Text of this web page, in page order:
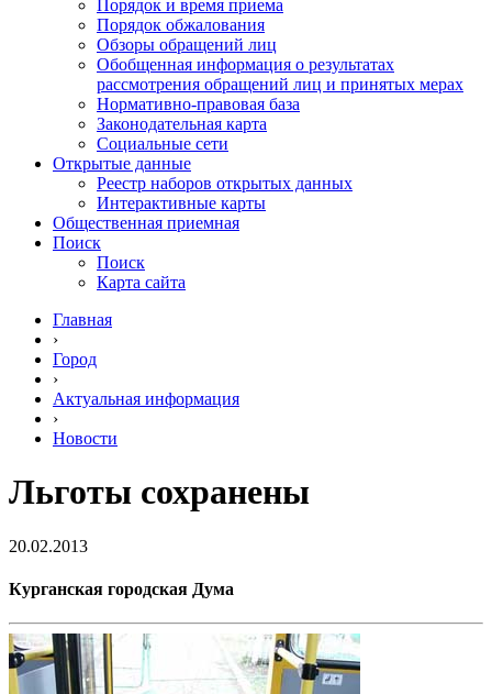
Порядок и время приема
Порядок обжалования
Обзоры обращений лиц
Обобщенная информация о результатах
рассмотрения обращений лиц и принятых мерах
Нормативно-правовая база
Законодательная карта
Социальные сети
Открытые данные
Реестр наборов открытых данных
Интерактивные карты
Общественная приемная
Поиск
Поиск
Карта сайта
Главная
›
Город
›
Актуальная информация
›
Новости
Льготы сохранены
20.02.2013
Курганская городская Дума